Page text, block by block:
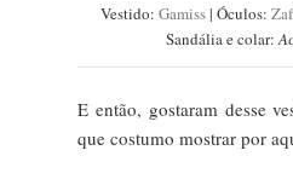
Vestido: Gamiss| Óculos:
Sandália e colar:
E então, gostaram desse
que costumo mostrar por